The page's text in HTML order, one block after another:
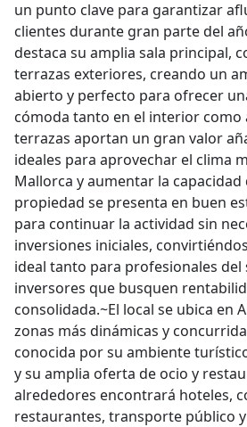
un punto clave para garantizar
clientes durante gran parte del
destaca su amplia sala principal,
terrazas exteriores, creando un
abierto y perfecto para ofrecer
cómoda tanto en el interior como
terrazas aportan un gran valor
ideales para aprovechar el clima
Mallorca y aumentar la capacidad
propiedad se presenta en buen
para continuar la actividad sin
inversiones iniciales,
ideal tanto para profesionales
inversores que busquen
consolidada.~El local se ubica en
zonas más dinámicas y
conocida por su ambiente
y su amplia oferta de ocio y
alrededores encontrará hoteles,
restaurantes, transporte público